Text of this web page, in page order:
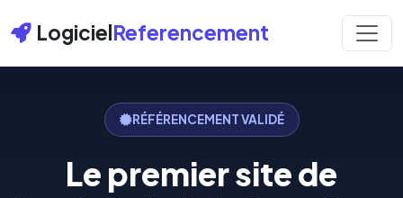
LogicielReferencement
RÉFÉRENCEMENT VALIDÉ
Le premier site de